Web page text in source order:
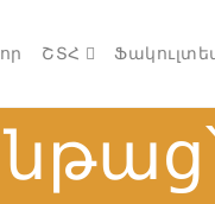
ՇՏՀ